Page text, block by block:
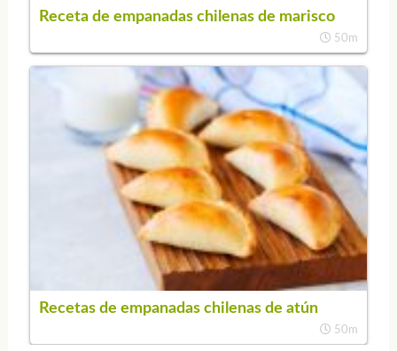
Receta de empanadas chilenas de marisco
50m
Recetas de empanadas chilenas de atún
50m